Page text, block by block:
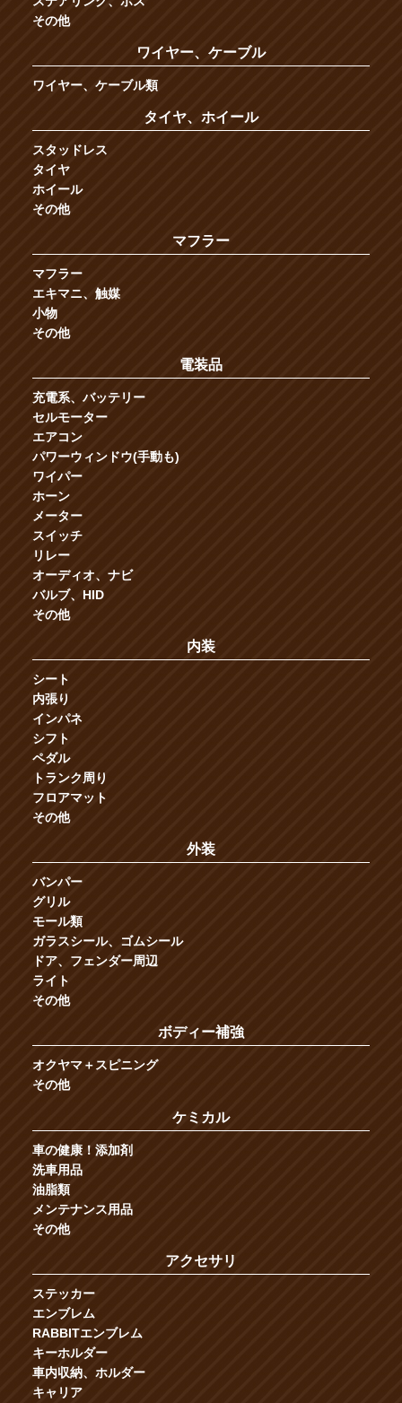
その他
ワイヤー、ケーブル
ワイヤー、ケーブル類
タイヤ、ホイール
スタッドレス
タイヤ
ホイール
その他
マフラー
マフラー
エキマニ、触媒
小物
その他
電装品
充電系、バッテリー
セルモーター
エアコン
パワーウィンドウ(手動も)
ワイパー
ホーン
メーター
スイッチ
リレー
オーディオ、ナビ
バルブ、HID
その他
内装
シート
内張り
インパネ
シフト
ペダル
トランク周り
フロアマット
その他
外装
バンパー
グリル
モール類
ガラスシール、ゴムシール
ドア、フェンダー周辺
ライト
その他
ボディー補強
オクヤマ＋スピニング
その他
ケミカル
車の健康！添加剤
洗車用品
油脂類
メンテナンス用品
その他
アクセサリ
ステッカー
エンブレム
RABBITエンブレム
キーホルダー
車内収納、ホルダー
キャリア